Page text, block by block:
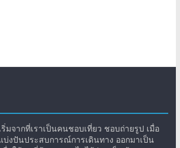
มจากที่เราเป็นคนชอบเที่ยว ชอบถ่ายรูป เมื่อ
บ่งปันประสบการณ์การเดินทาง ออกมาเป็น